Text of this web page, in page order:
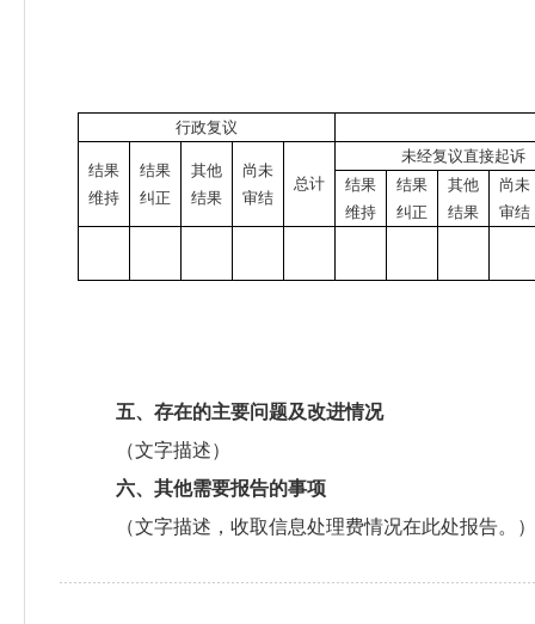
行政复议
结果
维持
结果
纠正
其他
结果
尚未
审结
总计
未经复议直接起诉
结果
维持
结果
纠正
其他
结果
尚未
审结
五、存在的主要问题及改进情况
（文字描述）
六、其他需要报告的事项
（文字描述，收取信息处理费情况在此处报告。）